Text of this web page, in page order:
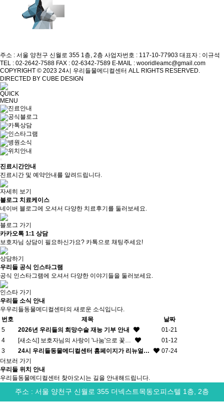
주소 : 서울 양천구 신월로 355 1층, 2층 사업자번호 : 117-10-77903 대표자 : 이규석
TEL : 02-2642-7588 FAX : 02-6342-7589 E-MAIL : wooridleamc@gmail.com
COPYRIGHT © 2023 24시 우리들물메디컬센터 ALL RIGHTS RESERVED.
DIRECTED BY CUBE DESIGN
QUICK
MENU
진료안내
공식블로그
카톡상담
인스타그램
병원소식
위치안내
진료시간안내
진료시간 및 예약안내를 알려드립니다.
자세히 보기
블로그 치료케이스
네이버 블로그에 오셔서 다양한 치료후기를 둘러보세요.
블로그 가기
카카오톡 1:1 상담
보호자님 상담이 필요하신가요? 카톡으로 채팅주세요!
상담하기
우리들 공식 인스타그램
공식 인스타그램에 오셔서 다양한 이야기들을 둘러보세요.
인스타 가기
우리들 소식 안내
우우리들동물메디컬센터의 새로운 소식입니다.
번호
제목
날짜
5
2026년 우리들의 희망수술 재능 기부 안내
01-21
4
[새소식] 보호자님의 사랑이 '나눔'으로 꽃…
01-12
3
24시 우리들동물메디컬센터 홈페이지가 리뉴얼…
07-24
더보러 가기
우리들 위치 안내
우리들동물메디컬센터 찾아오시는 길을 안내해드립니다.
주소 : 서울 양천구 신월로 355 더넥스트목동오피스텔 1층, 2층